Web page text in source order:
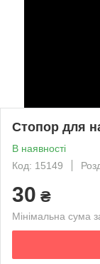
Стопор для
В наявності
Код: 15149
30 ₴
Мінімальна сума